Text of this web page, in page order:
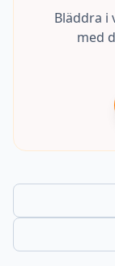
Bläddra i
med